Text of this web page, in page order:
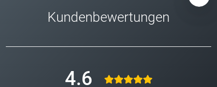
Kundenbewertungen
4.6